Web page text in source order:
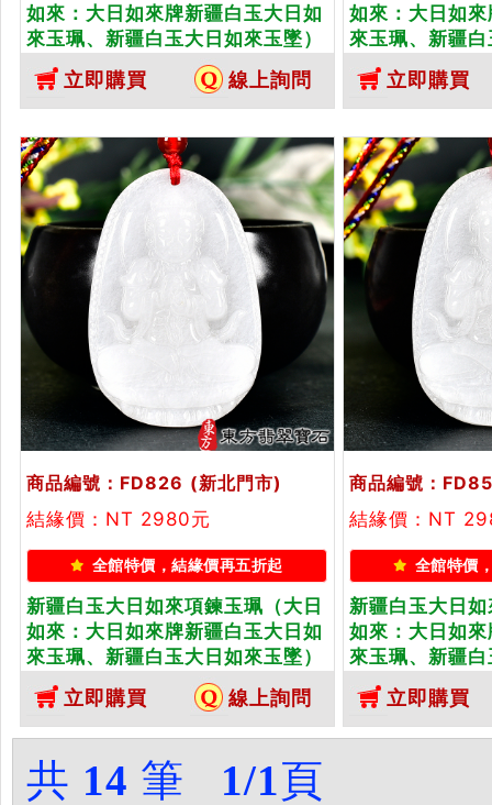
如來：大日如來牌新疆白玉大日如
來玉珮、新疆白玉大日如來玉墜）
新疆白玉大日如來，FD822。客製
化訂做各種新疆白玉大日如來吊墜
玉珮項鍊。★附東方翡翠寶石保證
卡
立即購買 線上詢問
如來：大日如
來玉珮、新疆
新疆白玉大日
化訂做各種新
玉珮項鍊。★附
卡
立即購買
商品編號：FD826 (新北門市)
結緣價：NT 2980元
全館特價，結緣價再五折起
新疆白玉大日如來項鍊玉珮（大日
如來：大日如來牌新疆白玉大日如
來玉珮、新疆白玉大日如來玉墜）
新疆白玉大日如來，FD826。客製
化訂做各種新疆白玉大日如來吊墜
玉珮項鍊。★附東方翡翠寶石保證
卡
立即購買 線上詢問
商品編號：
結緣價：NT
全館特價
新疆白玉大日
如來：大日如
來玉珮、新疆
新疆白玉大日
化訂做各種新
玉珮項鍊。★附
立即購買
共 14 筆 1/1頁